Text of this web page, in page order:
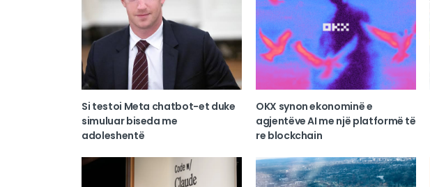
Si testoi Meta chatbot-et duke
simuluar biseda me
adoleshentë
OKX synon ekonominë e
agjentëve AI me një platformë të
re blockchain